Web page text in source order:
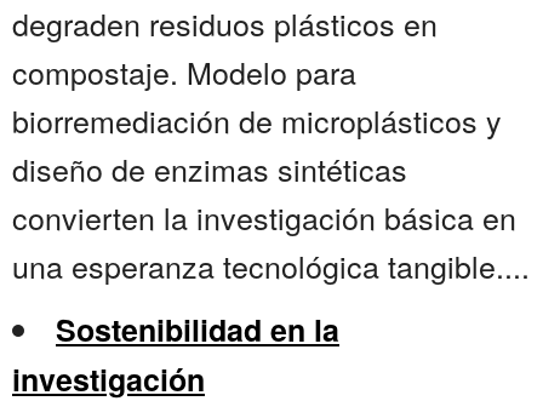
degraden residuos plásticos en
compostaje. Modelo para
biorremediación de microplásticos y
diseño de enzimas sintéticas
convierten la investigación básica en
una esperanza tecnológica tangible....
Sostenibilidad en la
investigación